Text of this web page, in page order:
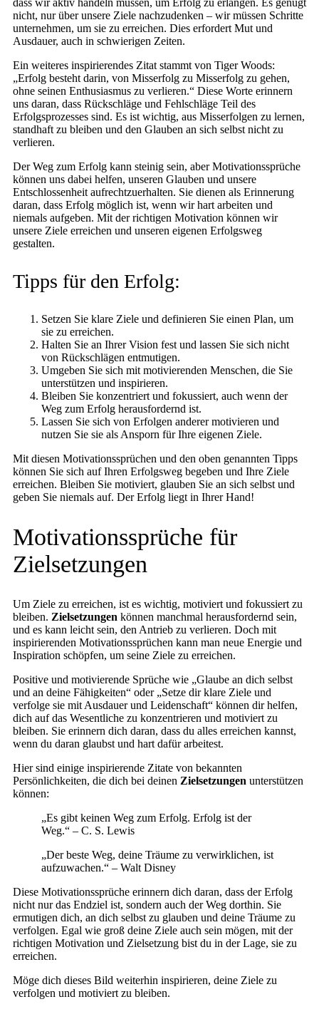
nicht, nur über unsere Ziele nachzudenken – wir müssen Schritte
unternehmen, um sie zu erreichen. Dies erfordert Mut und
Ausdauer, auch in schwierigen Zeiten.
Ein weiteres inspirierendes Zitat stammt von Tiger Woods:
„Erfolg besteht darin, von Misserfolg zu Misserfolg zu gehen,
ohne seinen Enthusiasmus zu verlieren.“ Diese Worte erinnern
uns daran, dass Rückschläge und Fehlschläge Teil des
Erfolgsprozesses sind. Es ist wichtig, aus Misserfolgen zu lernen,
standhaft zu bleiben und den Glauben an sich selbst nicht zu
verlieren.
Der Weg zum Erfolg kann steinig sein, aber Motivationssprüche
können uns dabei helfen, unseren Glauben und unsere
Entschlossenheit aufrechtzuerhalten. Sie dienen als Erinnerung
daran, dass Erfolg möglich ist, wenn wir hart arbeiten und
niemals aufgeben. Mit der richtigen Motivation können wir
unsere Ziele erreichen und unseren eigenen Erfolgsweg
gestalten.
Tipps für den Erfolg:
Setzen Sie klare Ziele und definieren Sie einen Plan, um
sie zu erreichen.
Halten Sie an Ihrer Vision fest und lassen Sie sich nicht
von Rückschlägen entmutigen.
Umgeben Sie sich mit motivierenden Menschen, die Sie
unterstützen und inspirieren.
Bleiben Sie konzentriert und fokussiert, auch wenn der
Weg zum Erfolg herausfordernd ist.
Lassen Sie sich von Erfolgen anderer motivieren und
nutzen Sie sie als Ansporn für Ihre eigenen Ziele.
Mit diesen Motivationssprüchen und den oben genannten Tipps
können Sie sich auf Ihren Erfolgsweg begeben und Ihre Ziele
erreichen. Bleiben Sie motiviert, glauben Sie an sich selbst und
geben Sie niemals auf. Der Erfolg liegt in Ihrer Hand!
Motivationssprüche für
Zielsetzungen
Um Ziele zu erreichen, ist es wichtig, motiviert und fokussiert zu
bleiben. Zielsetzungen können manchmal herausfordernd sein,
und es kann leicht sein, den Antrieb zu verlieren. Doch mit
inspirierenden Motivationssprüchen kann man neue Energie und
Inspiration schöpfen, um seine Ziele zu erreichen.
Positive und motivierende Sprüche wie „Glaube an dich selbst
und an deine Fähigkeiten“ oder „Setze dir klare Ziele und
verfolge sie mit Ausdauer und Leidenschaft“ können dir helfen,
dich auf das Wesentliche zu konzentrieren und motiviert zu
bleiben. Sie erinnern dich daran, dass du alles erreichen kannst,
wenn du daran glaubst und hart dafür arbeitest.
Hier sind einige inspirierende Zitate von bekannten
Persönlichkeiten, die dich bei deinen Zielsetzungen unterstützen
können:
„Es gibt keinen Weg zum Erfolg. Erfolg ist der
Weg.“ – C. S. Lewis
„Der beste Weg, deine Träume zu verwirklichen, ist
aufzuwachen.“ – Walt Disney
Diese Motivationssprüche erinnern dich daran, dass der Erfolg
nicht nur das Endziel ist, sondern auch der Weg dorthin. Sie
ermutigen dich, an dich selbst zu glauben und deine Träume zu
verfolgen. Egal wie groß deine Ziele auch sein mögen, mit der
richtigen Motivation und Zielsetzung bist du in der Lage, sie zu
erreichen.
Möge dich dieses Bild weiterhin inspirieren, deine Ziele zu
verfolgen und motiviert zu bleiben.